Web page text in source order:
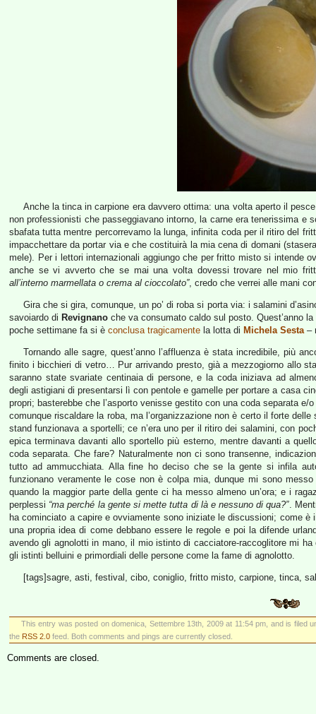
Anche la tinca in carpione era davvero ottima: una volta aperto il
non professionisti che passeggiavano intorno, la carne era tenerissima e
sbafata tutta mentre percorrevamo la lunga, infinita coda per il ritiro del
impacchettare da portar via e che costituirà la mia cena di domani
mele). Per i lettori internazionali aggiungo che per fritto misto si intende
anche se vi avverto che se mai una volta dovessi trovare nel mio
all’interno marmellata o crema al cioccolato”, credo che verrei alle mani
Gira che si gira, comunque, un po’ di roba si porta via: i salamini
savoiardo di Revignano che va consumato caldo sul posto. Quest’anno
poche settimane fa si è conclusa tragicamente la lotta di Michela Sesta–
Tornando alle sagre, quest’anno l’affluenza è stata incredibile, più
finito i bicchieri di vetro… Pur arrivando presto, già a mezzogiorno allo
saranno state svariate centinaia di persone, e la coda iniziava ad
degli astigiani di presentarsi lì con pentole e gamelle per portare a casa
propri; basterebbe che l’asporto venisse gestito con una coda separata
comunque riscaldare la roba, ma l’organizzazione non è certo il forte
stand funzionava a sportelli; ce n’era uno per il ritiro dei salamini, con
epica terminava davanti allo sportello più esterno, mentre davanti a
coda separata. Che fare? Naturalmente non ci sono transenne,
tutto ad ammucchiata. Alla fine ho deciso che se la gente si infila
funzionano veramente le cose non è colpa mia, dunque mi sono
quando la maggior parte della gente ci ha messo almeno un’ora; e i
perplessi “ma perché la gente si mette tutta di là e nessuno di qua?”.
ha cominciato a capire e ovviamente sono iniziate le discussioni; come
una propria idea di come debbano essere le regole e poi la difende
avendo gli agnolotti in mano, il mio istinto di cacciatore-raccoglitore mi
gli istinti belluini e primordiali delle persone come la fame di agnolotto.
[tags]sagre, asti, festival, cibo, coniglio, fritto misto, carpione, tinca,
This entry was posted on domenica, Settembre 13th, 2009 at 11:54 pm, and is filed
the RSS 2.0 feed. Both comments and pings are currently closed.
Comments are closed.